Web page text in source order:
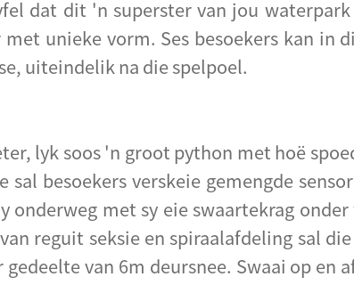
dat dit 'n superster van jou
unieke vorm. Ses besoekers kan in
uiteindelik na die spelpoel.
lyk soos 'n groot python met hoë
besoekers verskeie gemengde
met sy eie swaartekrag
reguit seksie en spiraalafdeling sal
van 6m deursnee. Swaai op en